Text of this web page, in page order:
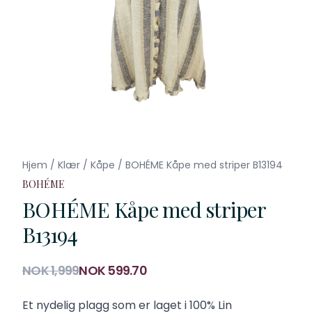
Hjem / Klær / Kåpe / BOHÉME Kåpe med striper B13194
BOHÉME
BOHÉME Kåpe med striper
B13194
Produktdetaljer
NOK 1,999NOK 599.70
Description
Et nydelig plagg som er laget i 100% Lin